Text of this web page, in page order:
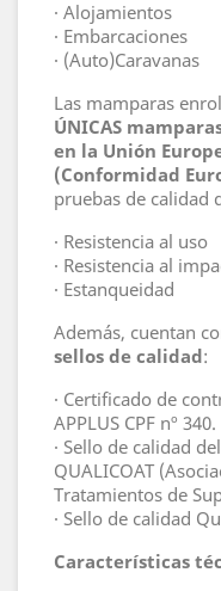
· Alojamientos
· Embarcaciones
· (Auto)Caravanas
Las mamparas
ÚNICAS
en la Unión
(Conformidad
pruebas de calidad
· Resistencia al uso
· Resistencia al
· Estanqueidad
Además, cuentan
sellos de calidad:
· Certificado de
APPLUS CPF nº 340.
· Sello de calidad
QUALICOAT
Tratamientos de
· Sello de calidad
Características